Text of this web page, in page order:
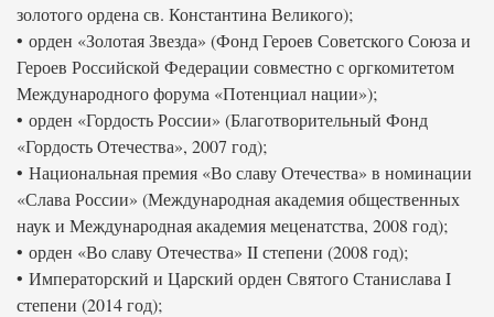
золотого ордена св. Константина Великого);
• орден «Золотая Звезда» (Фонд Героев Советского Союза и
Героев Российской Федерации совместно с оргкомитетом
Международного форума «Потенциал нации»);
• орден «Гордость России» (Благотворительный Фонд
«Гордость Отечества», 2007 год);
• Национальная премия «Во славу Отечества» в номинации
«Слава России» (Международная академия общественных
наук и Международная академия меценатства, 2008 год);
• орден «Во славу Отечества» II степени (2008 год);
• Императорский и Царский орден Святого Станислава I
степени (2014 год);